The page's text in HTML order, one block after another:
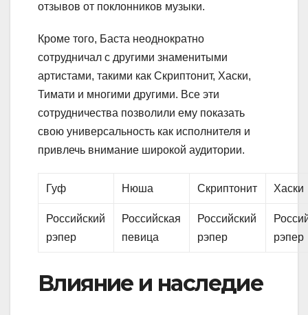
отзывов от поклонников музыки.
Кроме того, Баста неоднократно
сотрудничал с другими знаменитыми
артистами, такими как Скриптонит, Хаски,
Тимати и многими другими. Все эти
сотрудничества позволили ему показать
свою универсальность как исполнителя и
привлечь внимание широкой аудитории.
Гуф Нюша Скриптонит Хаски
Российский
рэпер
Российская
певица
Российский
рэпер
рэпер
Влияние и наследие